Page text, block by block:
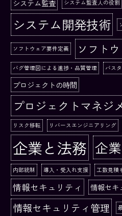
システム監査 システム監査人の役割
システム開発技術
ソフトウェア要件定義 ソフト
バグ管理図による進捗・品質管理 バス
プロジェクトの時間
プロジェクトマネジ
リスク移転 リバースエンジニアリング
企業と法務 企
内部統制 導入・受入れ支援 工数見積
情報セキュリティ 情報セキ
情報セキュリティ管理